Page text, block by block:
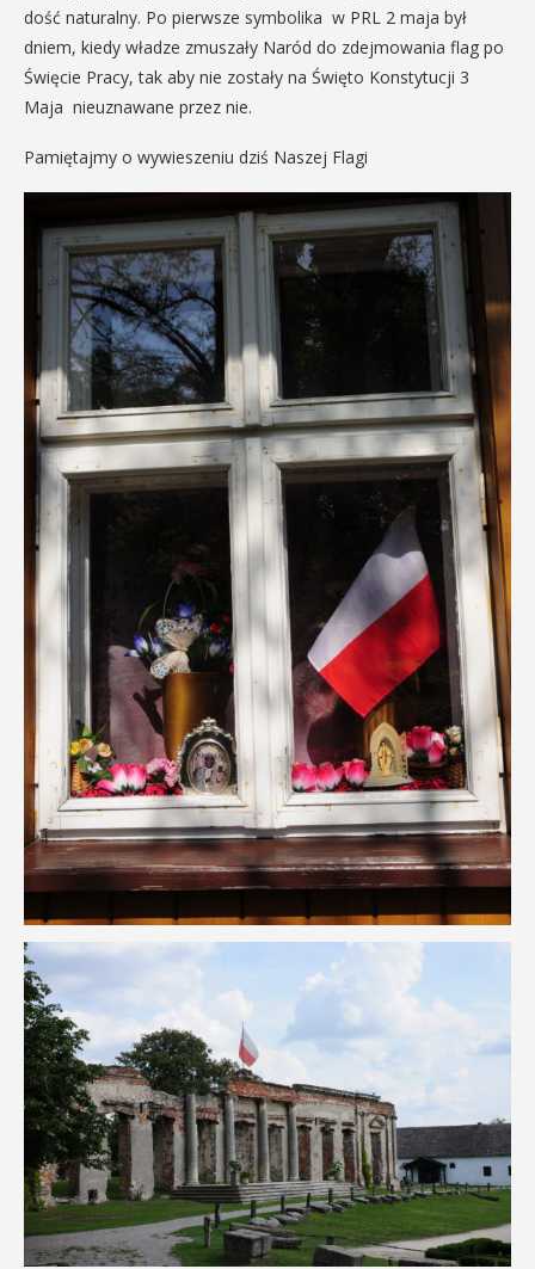
dość naturalny. Po pierwsze symbolika w PRL 2 maja był
dniem, kiedy władze zmuszały Naród do zdejmowania flag po
Święcie Pracy, tak aby nie zostały na Święto Konstytucji 3
Maja nieuznawane przez nie.
Pamiętajmy o wywieszeniu dziś Naszej Flagi